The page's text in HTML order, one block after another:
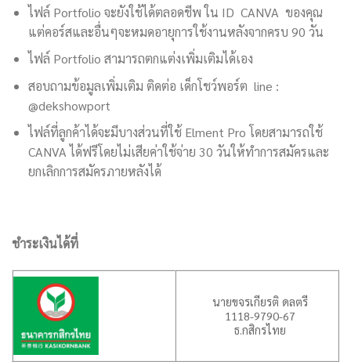
ไฟล์ Portfolio จะยังใช้ได้ตลอดชีพ ใน ID CANVA ของคุณ
แต่คอร์สและอื่นๆจะหมดอายุการใช้งานหลังจากครบ 90 วัน
ไฟล์ Portfolio สามารถตกแต่งเพิ่มเติมได้เอง
สอบถามข้อมูลเพิ่มเติม ติดต่อ เด็กโชว์พอร์ต line :
@dekshowport
ไฟล์ที่ลูกค้าได้จะมีบางส่วนที่ใช้ Elment Pro โดยสามารถใช้
CANVA ได้ฟรีโดยไม่เสียค่าใช้จ่าย 30 วันให้ทำการสมัครและ
ยกเลิกการสมัครภายหลังได้
ชำระเงินได้ที่
นายขจรเกียรติ ดลตรี
1118-9790-67
ธ.กสิกรไทย